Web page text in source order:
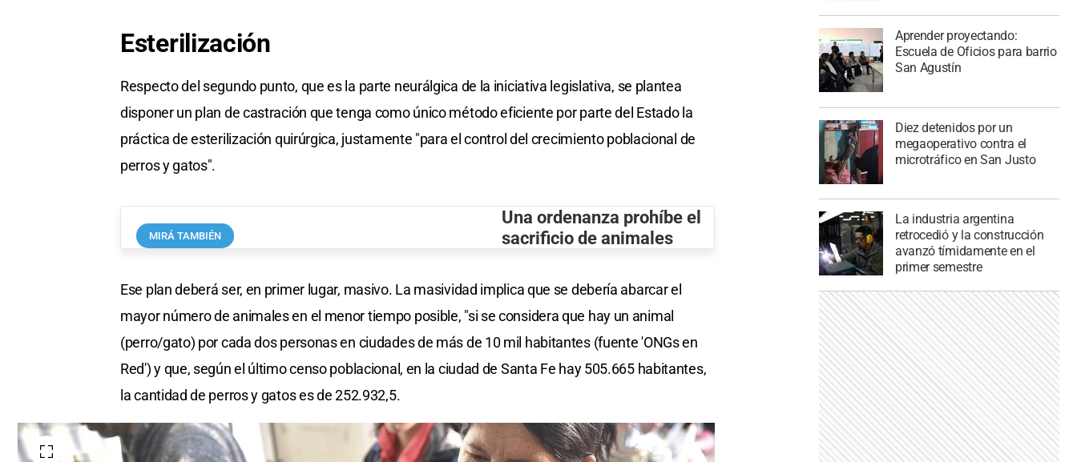
Esterilización
Respecto del segundo punto, que es la parte neurálgica de la iniciativa legislativa, se plantea
disponer un plan de castración que tenga como único método eficiente por parte del Estado la
práctica de esterilización quirúrgica, justamente "para el control del crecimiento poblacional de
perros y gatos".
MIRÁ TAMBIÉN
Una ordenanza prohíbe el
sacrificio de animales
Ese plan deberá ser, en primer lugar, masivo. La masividad implica que se debería abarcar el
mayor número de animales en el menor tiempo posible, "si se considera que hay un animal
(perro/gato) por cada dos personas en ciudades de más de 10 mil habitantes (fuente 'ONGs en
Red') y que, según el último censo poblacional, en la ciudad de Santa Fe hay 505.665 habitantes,
la cantidad de perros y gatos es de 252.932,5.
Aprender proyectando:
Escuela de Oficios para barrio
San Agustín
Diez detenidos por un
megaoperativo contra el
microtráfico en San Justo
La industria argentina
retrocedió y la construcción
avanzó tímidamente en el
primer semestre